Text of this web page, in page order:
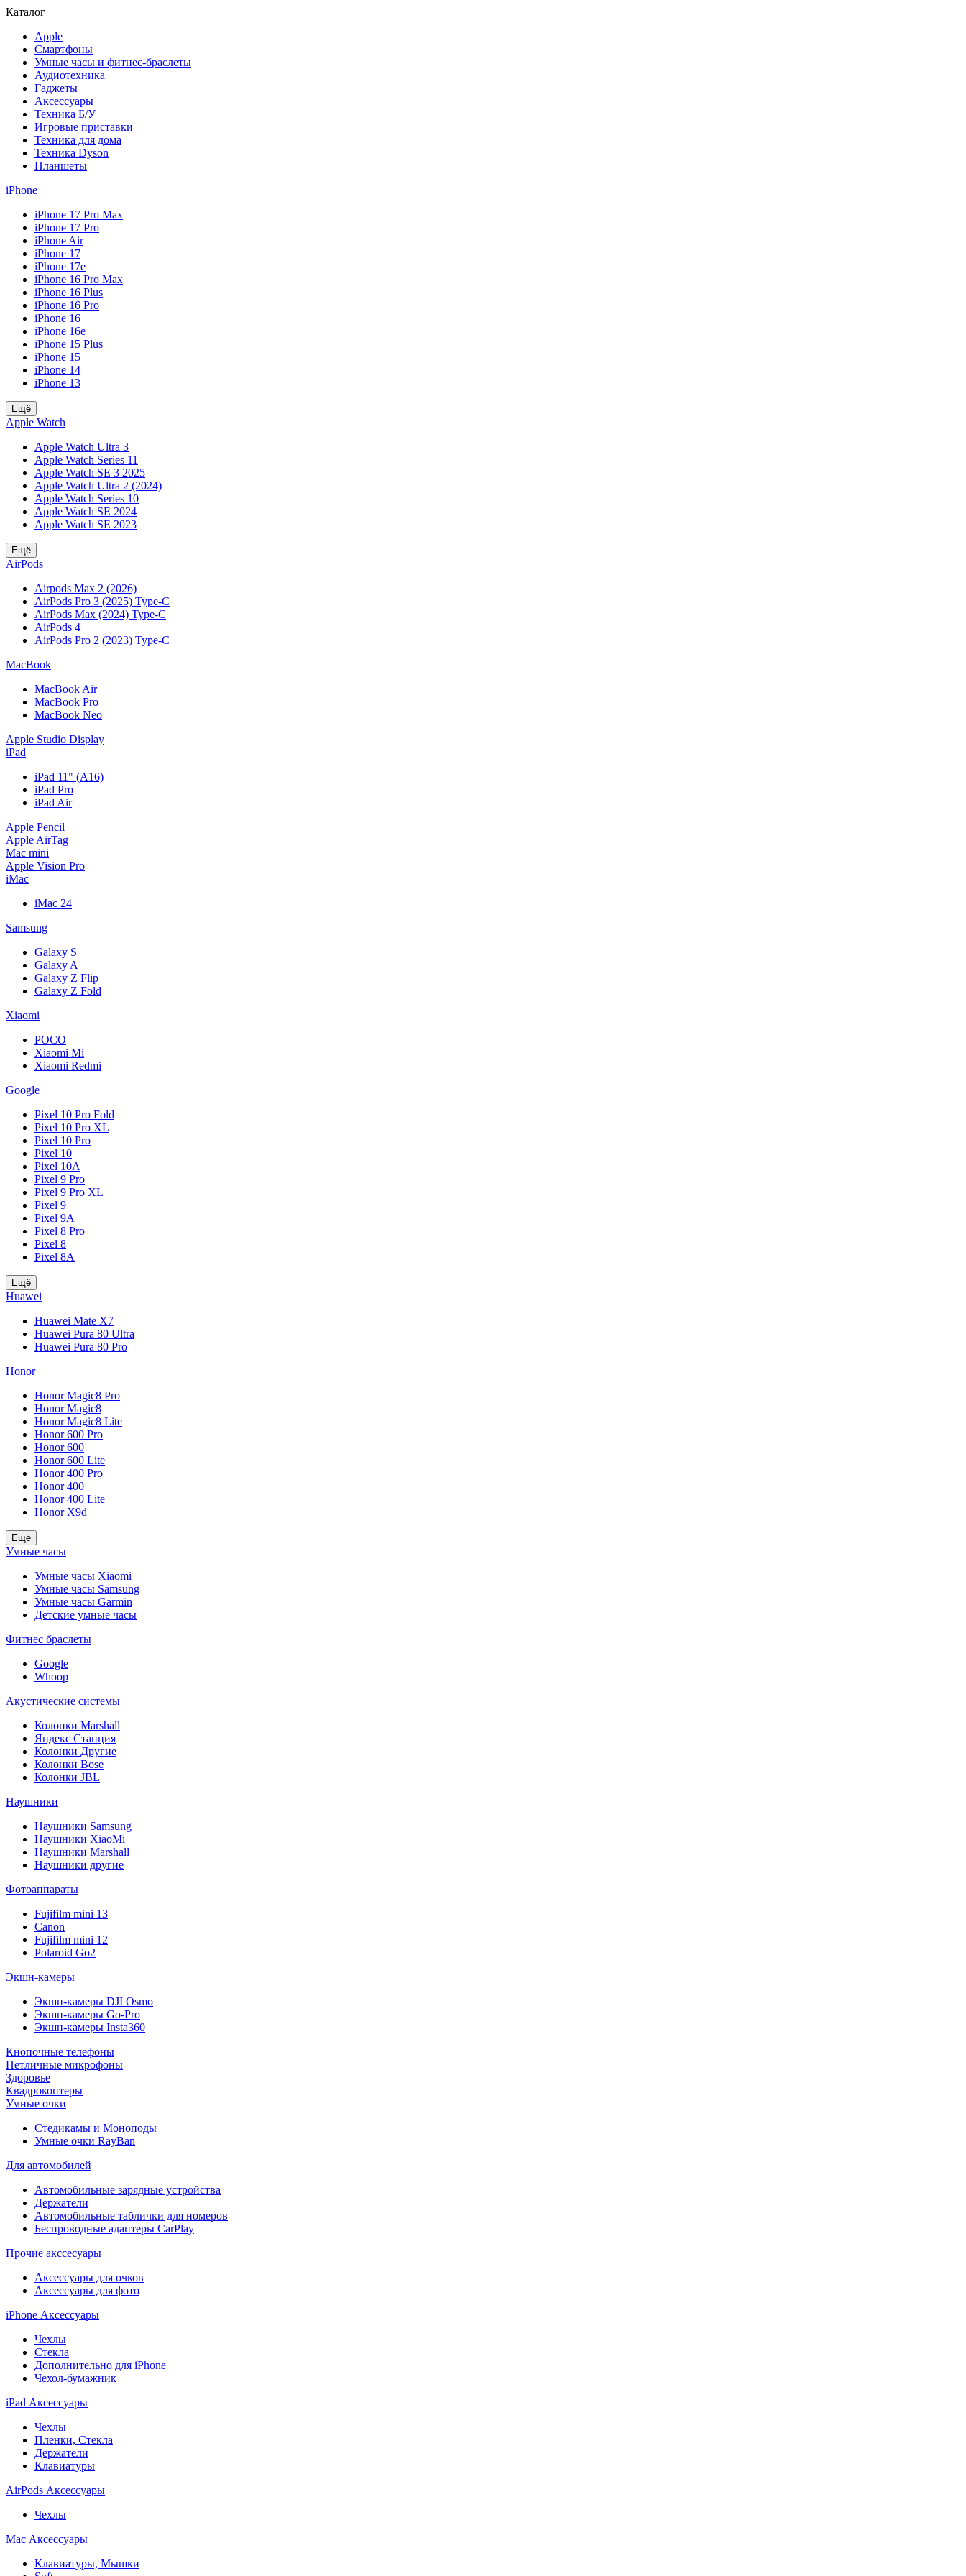
Каталог
Apple
Смартфоны
Умные часы и фитнес-браслеты
Аудиотехника
Гаджеты
Аксессуары
Техника Б/У
Игровые приставки
Техника для дома
Техника Dyson
Планшеты
iPhone
iPhone 17 Pro Max
iPhone 17 Pro
iPhone Air
iPhone 17
iPhone 17e
iPhone 16 Pro Max
iPhone 16 Plus
iPhone 16 Pro
iPhone 16
iPhone 16e
iPhone 15 Plus
iPhone 15
iPhone 14
iPhone 13
Ещё
Apple Watch
Apple Watch Ultra 3
Apple Watch Series 11
Apple Watch SE 3 2025
Apple Watch Ultra 2 (2024)
Apple Watch Series 10
Apple Watch SE 2024
Apple Watch SE 2023
Ещё
AirPods
Airpods Max 2 (2026)
AirPods Pro 3 (2025) Type-C
AirPods Max (2024) Type-C
AirPods 4
AirPods Pro 2 (2023) Type-C
MacBook
MacBook Air
MacBook Pro
MacBook Neo
Apple Studio Display
iPad
iPad 11" (A16)
iPad Pro
iPad Air
Apple Pencil
Apple AirTag
Mac mini
Apple Vision Pro
iMac
iMac 24
Samsung
Galaxy S
Galaxy A
Galaxy Z Flip
Galaxy Z Fold
Xiaomi
POCO
Xiaomi Mi
Xiaomi Redmi
Google
Pixel 10 Pro Fold
Pixel 10 Pro XL
Pixel 10 Pro
Pixel 10
Pixel 10A
Pixel 9 Pro
Pixel 9 Pro XL
Pixel 9
Pixel 9A
Pixel 8 Pro
Pixel 8
Pixel 8A
Ещё
Huawei
Huawei Mate X7
Huawei Pura 80 Ultra
Huawei Pura 80 Pro
Honor
Honor Magic8 Pro
Honor Magic8
Honor Magic8 Lite
Honor 600 Pro
Honor 600
Honor 600 Lite
Honor 400 Pro
Honor 400
Honor 400 Lite
Honor X9d
Ещё
Умные часы
Умные часы Xiaomi
Умные часы Samsung
Умные часы Garmin
Детские умные часы
Фитнес браслеты
Google
Whoop
Акустические системы
Колонки Marshall
Яндекс Станция
Колонки Другие
Колонки Bose
Колонки JBL
Наушники
Наушники Samsung
Наушники XiaoMi
Наушники Marshall
Наушники другие
Фотоаппараты
Fujifilm mini 13
Canon
Fujifilm mini 12
Polaroid Go2
Экшн-камеры
Экшн-камеры DJI Osmo
Экшн-камеры Go-Pro
Экшн-камеры Insta360
Кнопочные телефоны
Петличные микрофоны
Здоровье
Квадрокоптеры
Умные очки
Стедикамы и Моноподы
Умные очки RayBan
Для автомобилей
Автомобильные зарядные устройства
Держатели
Автомобильные таблички для номеров
Беспроводные адаптеры CarPlay
Прочие акссесуары
Аксессуары для очков
Аксессуары для фото
iPhone Аксессуары
Чехлы
Стекла
Дополнительно для iPhone
Чехол-бумажник
iPad Аксессуары
Чехлы
Пленки, Стекла
Держатели
Клавиатуры
AirPods Аксессуары
Чехлы
Mac Аксессуары
Клавиатуры, Мышки